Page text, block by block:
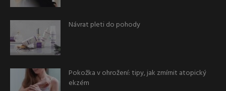
Návrat pleti do pohody
Pokožka v ohrožení: tipy, jak zmírnit atopický
ekzém